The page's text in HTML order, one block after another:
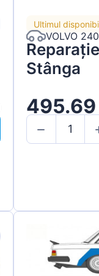
Ultimul
VOLVO
Stânga
495.69